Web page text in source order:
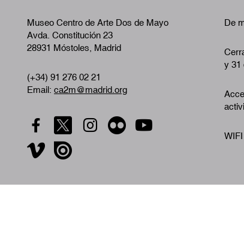
Museo Centro de Arte Dos de Mayo
Avda. Constitución 23
28931 Móstoles, Madrid
(+34) 91 276 02 21
Email: ca2m@madrid.org
De
y 31